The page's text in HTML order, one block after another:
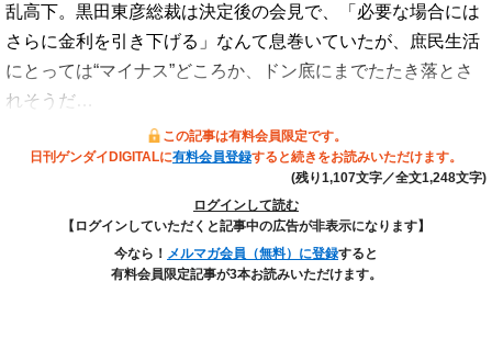
乱高下。黒田東彦総裁は決定後の会見で、「必要な場合には
さらに金利を引き下げる」なんて息巻いていたが、庶民生活
にとっては“マイナス”どころか、ドン底にまでたたき落とさ
れそうだ…
この記事は有料会員限定です。
日刊ゲンダイDIGITALに有料会員登録すると続きをお読みいただけます。
(残り1,107文字／全文1,248文字)
ログインして読む
【ログインしていただくと記事中の広告が非表示になります】
今なら！ メルマガ会員（無料）に登録すると
有料会員限定記事が3本お読みいただけます。